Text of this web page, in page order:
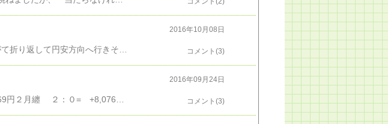
2016年10月08日
コメント(3)
2016年09月24日
コメント(3)